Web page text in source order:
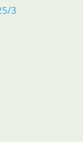
3
S zuverlässig